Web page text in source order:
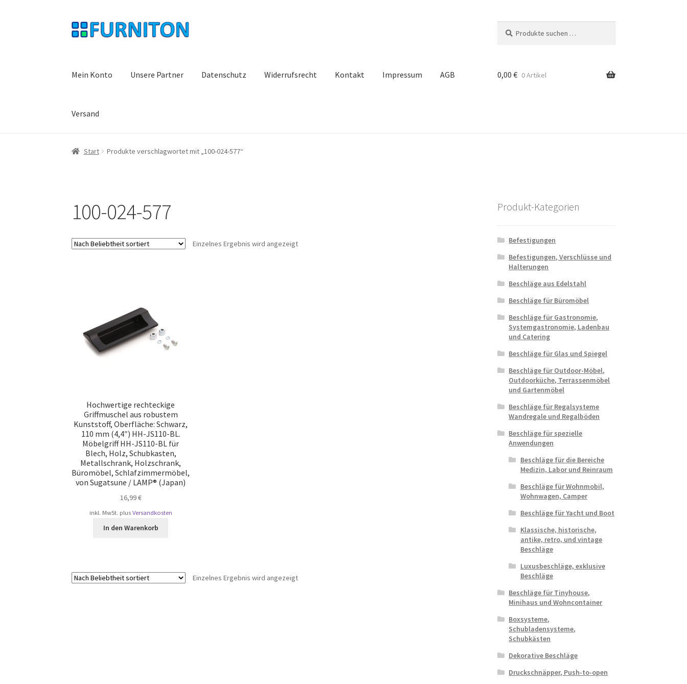
Zur
Navigation
Zum
Inhalt
nach:
Mein Konto Unsere Partner Datenschutz Widerrufsrecht Kontakt Impressum AGB
Versand
0,00 € 0 Artikel
Start Produkte verschlagwortet mit „100-024-577“
100-024-577
Einzelnes Ergebnis wird angezeigt
Hochwertige rechteckige
Griffmuschel aus robustem
Kunststoff, Oberfläche: Schwarz,
110 mm (4,4″) HH-JS110-BL.
Möbelgriff HH-JS110-BL für
Blech, Holz, Schubkasten,
Metallschrank, Holzschrank,
Büromöbel, Schlafzimmermöbel,
von Sugatsune / LAMP® (Japan)
16,99€
inkl. MwSt. plus Versandkosten
In den Warenkorb
Einzelnes Ergebnis wird angezeigt
Produkt-Kategorien
Befestigungen
Befestigungen, Verschlüsse und
Halterungen
Beschläge aus Edelstahl
Beschläge für Büromöbel
Beschläge für Gastronomie,
Systemgastronomie, Ladenbau
und Catering
Beschläge für Glas und Spiegel
Beschläge für Outdoor-Möbel,
Outdoorküche, Terrassenmöbel
und Gartenmöbel
Beschläge für Regalsysteme
Wandregale und Regalböden
Beschläge für spezielle
Anwendungen
Beschläge für die Bereiche
Medizin, Labor und Reinraum
Beschläge für Wohnmobil,
Wohnwagen, Camper
Beschläge für Yacht und Boot
Klassische, historische,
antike, retro, und vintage
Beschläge
Luxusbeschläge, exklusive
Beschläge
Beschläge für Tinyhouse,
Minihaus und Wohncontainer
Boxsysteme,
Schubladensysteme,
Schubkästen
Dekorative Beschläge
Druckschnäpper, Push-to-open